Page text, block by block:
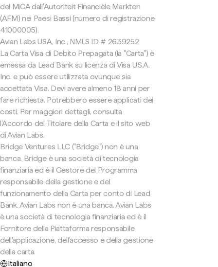
del MiCA dall'Autoriteit Financiële Markten
(AFM) nei Paesi Bassi (numero di registrazione
41000005).
Avian Labs USA, Inc., NMLS ID # 2639252
La Carta Visa di Debito Prepagata (la "Carta") è
emessa da Lead Bank su licenza di Visa U.S.A.
Inc. e può essere utilizzata ovunque sia
accettata Visa. Devi avere almeno 18 anni per
fare richiesta. Potrebbero essere applicati dei
costi. Per maggiori dettagli, consulta
l'Accordo del Titolare della Carta e il sito web
di Avian Labs.
Bridge Ventures LLC ("Bridge") non è una
banca. Bridge è una società di tecnologia
finanziaria ed è il Gestore del Programma
responsabile della gestione e del
funzionamento della Carta per conto di Lead
Bank. Avian Labs non è una banca. Avian Labs
è una società di tecnologia finanziaria ed è il
Fornitore della Piattaforma responsabile
dell'applicazione, dell'accesso e della gestione
della carta.
Italiano